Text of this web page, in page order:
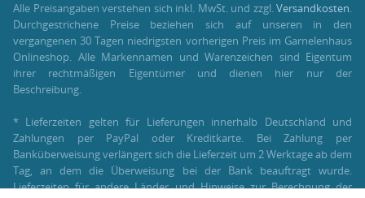
Alle Preisangaben verstehen sich inkl. MwSt. und zzgl.Versandkosten.
Durchgestrichene Preise beziehen sich auf unseren in den
vergangenen 30 Tagen niedrigsten vorherigen Preis im Garnelenhaus
Onlineshop. Alle Markennamen und Warenzeichen sind Eigentum
ihrer rechtmäßigen Eigentümer und dienen hier nur der
Beschreibung.
* Lieferzeiten gelten für Lieferungen innerhalb Deutschland und
Zahlungen per PayPal oder Kreditkarte. Bei Zahlung per
Banküberweisung verlängert sich die Lieferzeit um 2 Werktage ab dem
Tag, an dem die Überweisung bei der Bank beauftragt wurde.
Lieferzeiten für andere Länder und Hinweise zur Berechnung der